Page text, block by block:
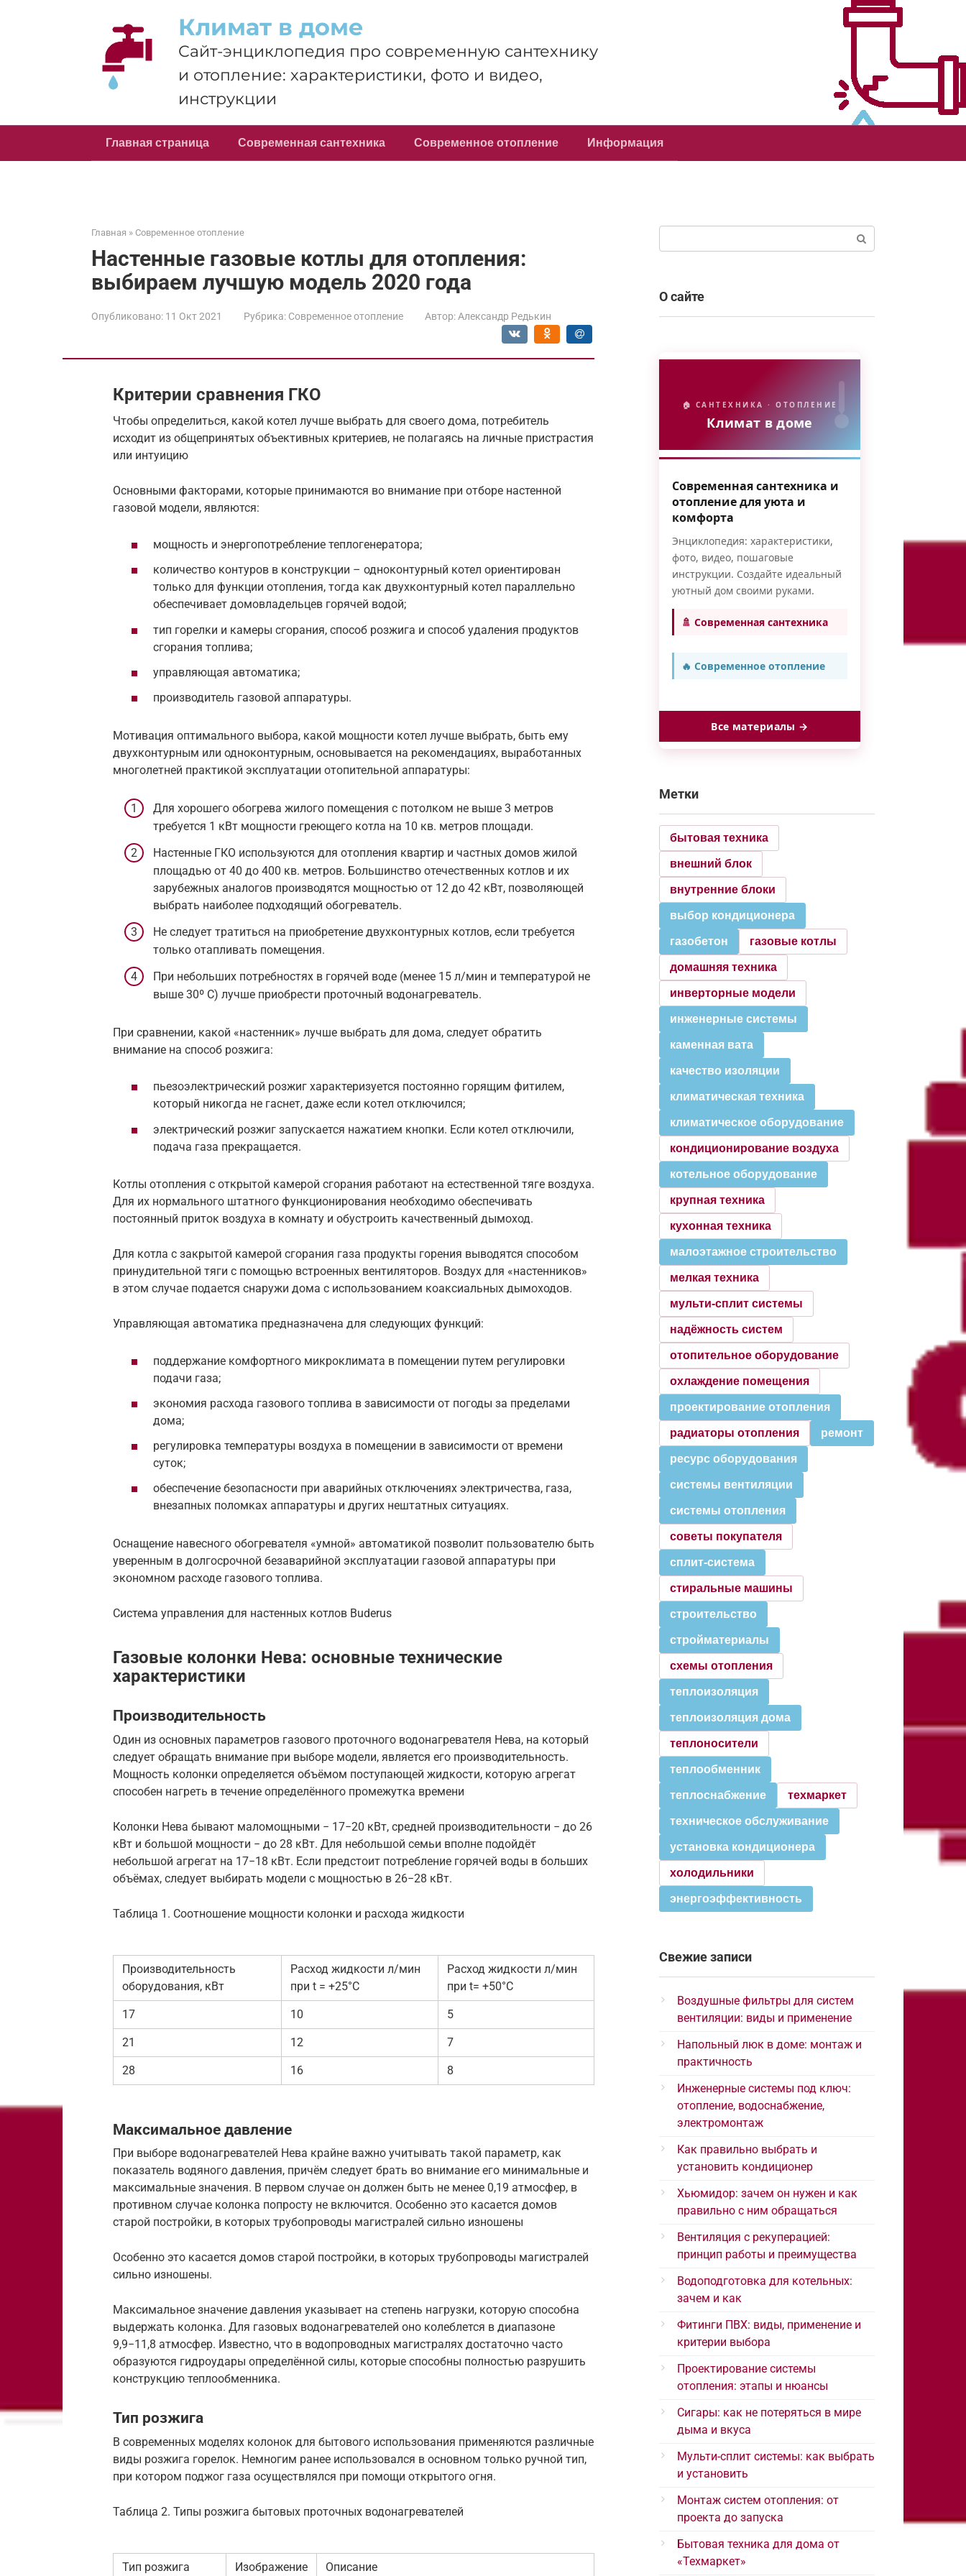
Климат в доме
Сайт-энциклопедия про современную сантехнику
и отопление: характеристики, фото и видео,
инструкции
Главная страница Современная сантехника Современное отопление Информация
Главная » Современное отопление
Настенные газовые котлы для отопления:
выбираем лучшую модель 2020 года
Опубликовано: 11 Окт 2021 Рубрика: Современное отопление Автор: Александр Редькин
Критерии сравнения ГКО
Чтобы определиться, какой котел лучше выбрать для своего дома, потребитель
исходит из общепринятых объективных критериев, не полагаясь на личные пристрастия
или интуицию
Основными факторами, которые принимаются во внимание при отборе настенной
газовой модели, являются:
мощность и энергопотребление теплогенератора;
количество контуров в конструкции – одноконтурный котел ориентирован
только для функции отопления, тогда как двухконтурный котел параллельно
обеспечивает домовладельцев горячей водой;
тип горелки и камеры сгорания, способ розжига и способ удаления продуктов
сгорания топлива;
управляющая автоматика;
производитель газовой аппаратуры.
Мотивация оптимального выбора, какой мощности котел лучше выбрать, быть ему
двухконтурным или одноконтурным, основывается на рекомендациях, выработанных
многолетней практикой эксплуатации отопительной аппаратуры:
Для хорошего обогрева жилого помещения с потолком не выше 3 метров
требуется 1 кВт мощности греющего котла на 10 кв. метров площади.
Настенные ГКО используются для отопления квартир и частных домов жилой
площадью от 40 до 400 кв. метров. Большинство отечественных котлов и их
зарубежных аналогов производятся мощностью от 12 до 42 кВт, позволяющей
выбрать наиболее подходящий обогреватель.
Не следует тратиться на приобретение двухконтурных котлов, если требуется
только отапливать помещения.
При небольших потребностях в горячей воде (менее 15 л/мин и температурой не
выше 30º С) лучше приобрести проточный водонагреватель.
При сравнении, какой «настенник» лучше выбрать для дома, следует обратить
внимание на способ розжига:
пьезоэлектрический розжиг характеризуется постоянно горящим фитилем,
который никогда не гаснет, даже если котел отключился;
электрический розжиг запускается нажатием кнопки. Если котел отключили,
подача газа прекращается.
Котлы отопления с открытой камерой сгорания работают на естественной тяге воздуха.
Для их нормального штатного функционирования необходимо обеспечивать
постоянный приток воздуха в комнату и обустроить качественный дымоход.
Для котла с закрытой камерой сгорания газа продукты горения выводятся способом
принудительной тяги с помощью встроенных вентиляторов. Воздух для «настенников»
в этом случае подается снаружи дома с использованием коаксиальных дымоходов.
Управляющая автоматика предназначена для следующих функций:
поддержание комфортного микроклимата в помещении путем регулировки
подачи газа;
экономия расхода газового топлива в зависимости от погоды за пределами
дома;
регулировка температуры воздуха в помещении в зависимости от времени
суток;
обеспечение безопасности при аварийных отключениях электричества, газа,
внезапных поломках аппаратуры и других нештатных ситуациях.
Оснащение навесного обогревателя «умной» автоматикой позволит пользователю быть
уверенным в долгосрочной безаварийной эксплуатации газовой аппаратуры при
экономном расходе газового топлива.
Система управления для настенных котлов Buderus
Газовые колонки Нева: основные технические
характеристики
Производительность
Один из основных параметров газового проточного водонагревателя Нева, на который
следует обращать внимание при выборе модели, является его производительность.
Мощность колонки определяется объёмом поступающей жидкости, которую агрегат
способен нагреть в течение определённого промежутка времени
Колонки Нева бывают маломощными − 17−20 кВт, средней производительности − до 26
кВт и большой мощности − до 28 кВт. Для небольшой семьи вполне подойдёт
небольшой агрегат на 17−18 кВт. Если предстоит потребление горячей воды в больших
объёмах, следует выбирать модели с мощностью в 26−28 кВт.
Таблица 1. Соотношение мощности колонки и расхода жидкости
Производительность
оборудования, кВт
Расход жидкости л/мин
при t = +25°C
Расход жидкости л/мин
при t= +50°C
17 10 5
21 12 7
28 16 8
Максимальное давление
При выборе водонагревателей Нева крайне важно учитывать такой параметр, как
показатель водяного давления, причём следует брать во внимание его минимальные и
максимальные значения. В первом случае он должен быть не менее 0,19 атмосфер, в
противном случае колонка попросту не включится. Особенно это касается домов
старой постройки, в которых трубопроводы магистралей сильно изношены
Особенно это касается домов старой постройки, в которых трубопроводы магистралей
сильно изношены.
Максимальное значение давления указывает на степень нагрузки, которую способна
выдержать колонка. Для газовых водонагревателей оно колеблется в диапазоне
9,9−11,8 атмосфер. Известно, что в водопроводных магистралях достаточно часто
образуются гидроудары определённой силы, которые способны полностью разрушить
конструкцию теплообменника.
Тип розжига
В современных моделях колонок для бытового использования применяются различные
виды розжига горелок. Немногим ранее использовался в основном только ручной тип,
при котором поджог газа осуществлялся при помощи открытого огня.
Таблица 2. Типы розжига бытовых проточных водонагревателей
Тип розжига Изображение Описание
О сайте
🏠 САНТЕХНИКА · ОТОПЛЕНИЕ
Климат в доме
Современная сантехника и
отопление для уюта и
комфорта
Энциклопедия: характеристики,
фото, видео, пошаговые
инструкции. Создайте идеальный
уютный дом своими руками.
🚿 Современная сантехника
🔥 Современное отопление
Все материалы →
Метки
бытовая техника
внешний блок
внутренние блоки
выбор кондиционера
газобетон газовые котлы
домашняя техника
инверторные модели
инженерные системы
каменная вата
качество изоляции
климатическая техника
климатическое оборудование
кондиционирование воздуха
котельное оборудование
крупная техника
кухонная техника
малоэтажное строительство
мелкая техника
мульти-сплит системы
надёжность систем
отопительное оборудование
охлаждение помещения
проектирование отопления
радиаторы отопления ремонт
ресурс оборудования
системы вентиляции
системы отопления
советы покупателя
сплит-система
стиральные машины
строительство
стройматериалы
схемы отопления
теплоизоляция
теплоизоляция дома
теплоносители
теплообменник
теплоснабжение техмаркет
техническое обслуживание
установка кондиционера
холодильники
энергоэффективность
Свежие записи
Воздушные фильтры для систем
вентиляции: виды и применение
Напольный люк в доме: монтаж и
практичность
Инженерные системы под ключ:
отопление, водоснабжение,
электромонтаж
Как правильно выбрать и
установить кондиционер
Хьюмидор: зачем он нужен и как
правильно с ним обращаться
Вентиляция с рекуперацией:
принцип работы и преимущества
Водоподготовка для котельных:
зачем и как
Фитинги ПВХ: виды, применение и
критерии выбора
Проектирование системы
отопления: этапы и нюансы
Сигары: как не потеряться в мире
дыма и вкуса
Мульти-сплит системы: как выбрать
и установить
Монтаж систем отопления: от
проекта до запуска
Бытовая техника для дома от
«Техмаркет»